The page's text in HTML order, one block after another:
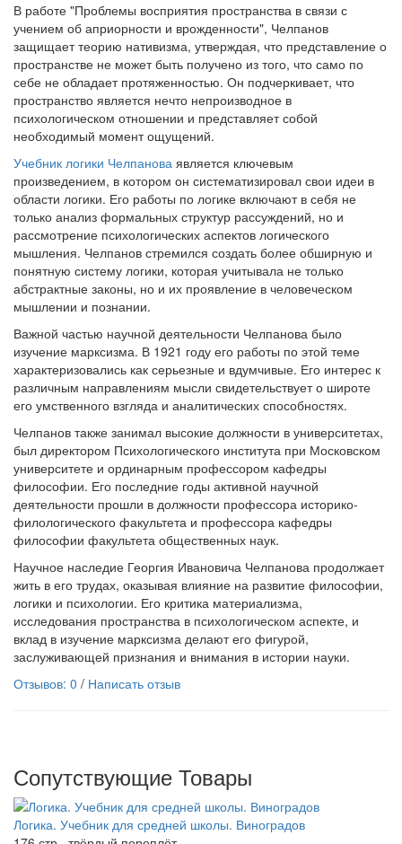
В работе "Проблемы восприятия пространства в связи с
учением об априорности и врожденности", Челпанов
защищает теорию нативизма, утверждая, что представление о
пространстве не может быть получено из того, что само по
себе не обладает протяженностью. Он подчеркивает, что
пространство является нечто непроизводное в
психологическом отношении и представляет собой
необходимый момент ощущений.
Учебник логики Челпанова является ключевым
произведением, в котором он систематизировал свои идеи в
области логики. Его работы по логике включают в себя не
только анализ формальных структур рассуждений, но и
рассмотрение психологических аспектов логического
мышления. Челпанов стремился создать более обширную и
понятную систему логики, которая учитывала не только
абстрактные законы, но и их проявление в человеческом
мышлении и познании.
Важной частью научной деятельности Челпанова было
изучение марксизма. В 1921 году его работы по этой теме
характеризовались как серьезные и вдумчивые. Его интерес к
различным направлениям мысли свидетельствует о широте
его умственного взгляда и аналитических способностях.
Челпанов также занимал высокие должности в университетах,
был директором Психологического института при Московском
университете и ординарным профессором кафедры
философии. Его последние годы активной научной
деятельности прошли в должности профессора историко-
филологического факультета и профессора кафедры
философии факультета общественных наук.
Научное наследие Георгия Ивановича Челпанова продолжает
жить в его трудах, оказывая влияние на развитие философии,
логики и психологии. Его критика материализма,
исследования пространства в психологическом аспекте, и
вклад в изучение марксизма делают его фигурой,
заслуживающей признания и внимания в истории науки.
Отзывов: 0 / Написать отзыв
Сопутствующие Товары
Логика. Учебник для средней школы. Виноградов